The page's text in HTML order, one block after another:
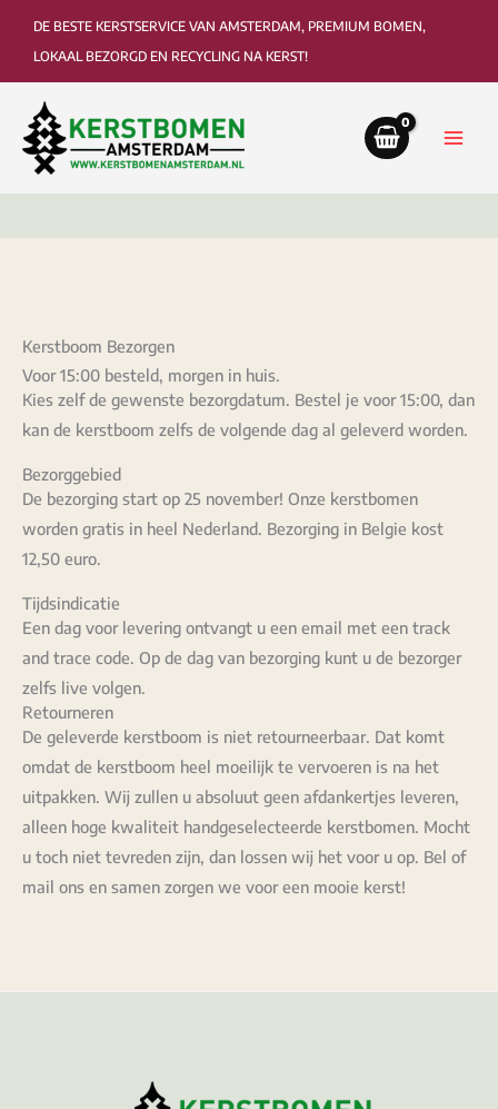
inhoud
DE BESTE KERSTSERVICE VAN AMSTERDAM, PREMIUM BOMEN,
LOKAAL BEZORGD EN RECYCLING NA KERST!
Kerstboom Bezorgen
Voor 15:00 besteld, morgen in huis.
Kies zelf de gewenste bezorgdatum. Bestel je voor 15:00, dan
kan de kerstboom zelfs de volgende dag al geleverd worden.
Bezorggebied
De bezorging start op 25 november! Onze kerstbomen
worden gratis in heel Nederland. Bezorging in Belgie kost
12,50 euro.
Tijdsindicatie
Een dag voor levering ontvangt u een email met een track
and trace code. Op de dag van bezorging kunt u de bezorger
zelfs live volgen.
Retourneren
De geleverde kerstboom is niet retourneerbaar. Dat komt
omdat de kerstboom heel moeilijk te vervoeren is na het
uitpakken. Wij zullen u absoluut geen afdankertjes leveren,
alleen hoge kwaliteit handgeselecteerde kerstbomen. Mocht
u toch niet tevreden zijn, dan lossen wij het voor u op. Bel of
mail ons en samen zorgen we voor een mooie kerst!